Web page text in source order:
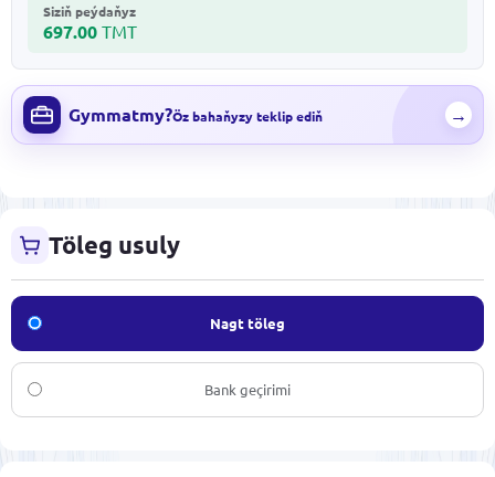
Siziň peýdaňyz
697.00 TMT
Gymmatmy?Öz bahaňyzy teklip ediň →
Töleg usuly
Nagt töleg
Bank geçirimi